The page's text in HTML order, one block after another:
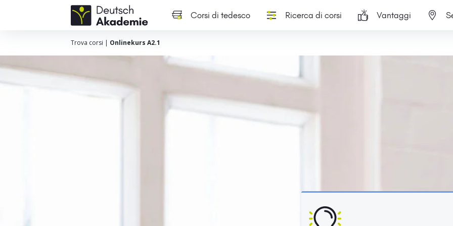
Corsi di tedesco Ricerca di corsi Vantaggi
Trova corsi | Onlinekurs A2.1